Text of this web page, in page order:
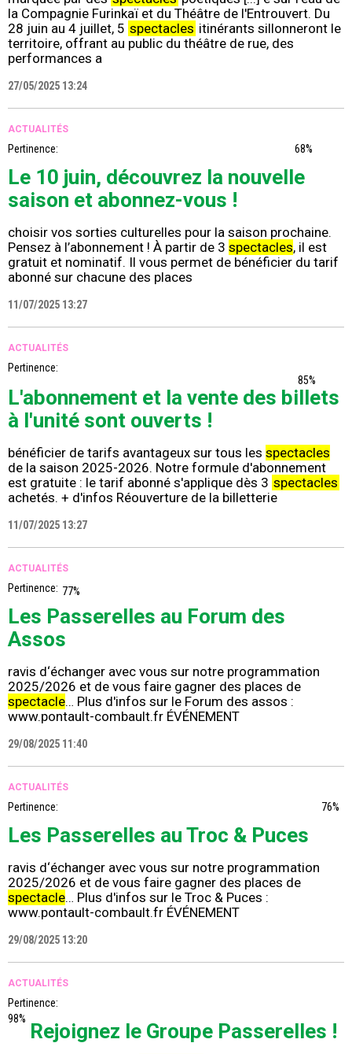
la Compagnie Furinkaï et du Théâtre de l'Entrouvert. Du
28 juin au 4 juillet, 5 spectacles itinérants sillonneront le
territoire, offrant au public du théâtre de rue, des
performances a
27/05/2025 13:24
ACTUALITÉS
Pertinence: 68%
Le 10 juin, découvrez la nouvelle
saison et abonnez-vous !
choisir vos sorties culturelles pour la saison prochaine.
Pensez à l’abonnement ! À partir de 3 spectacles, il est
gratuit et nominatif. Il vous permet de bénéficier du tarif
abonné sur chacune des places
11/07/2025 13:27
ACTUALITÉS
Pertinence:
85%
L'abonnement et la vente des billets
à l'unité sont ouverts !
bénéficier de tarifs avantageux sur tous les spectacles
de la saison 2025-2026. Notre formule d'abonnement
est gratuite : le tarif abonné s'applique dès 3 spectacles
achetés. + d'infos Réouverture de la billetterie
11/07/2025 13:27
ACTUALITÉS
Pertinence: 77%
Les Passerelles au Forum des
Assos
ravis d‘échanger avec vous sur notre programmation
2025/2026 et de vous faire gagner des places de
spectacle… Plus d'infos sur le Forum des assos :
www.pontault-combault.fr ÉVÉNEMENT
29/08/2025 11:40
ACTUALITÉS
Pertinence: 76%
Les Passerelles au Troc & Puces
ravis d‘échanger avec vous sur notre programmation
2025/2026 et de vous faire gagner des places de
spectacle… Plus d'infos sur le Troc & Puces :
www.pontault-combault.fr ÉVÉNEMENT
29/08/2025 13:20
ACTUALITÉS
Pertinence:
98%
Rejoignez le Groupe Passerelles !